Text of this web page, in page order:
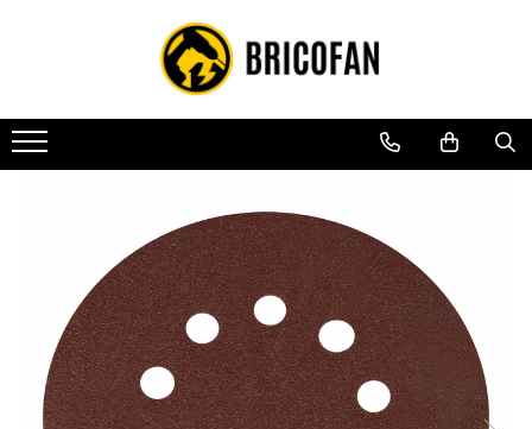
Toate Produsele
Vehicule electrice
Atv
Masini electrice
Motocross
Piese de schimb vehicule electrice
Scutere electrice
Scutere pe benzina